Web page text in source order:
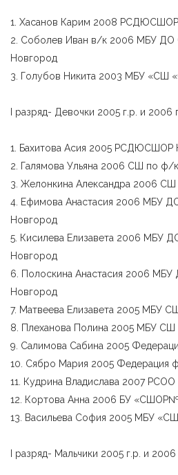
1. Хасанов Карим 2008 РСДЮСШОР
2. Соболев Иван в/к 2006 МБУ
Новгород
3. Голубов Никита 2003 МБУ «СШ
I разряд- Девочки 2005 г.р. и 2006
1. Бахитова Асия 2005 РСДЮСШОР
2. Галямова Ульяна 2006 СШ по ф/
3. Желонкина Александра 2006
4. Ефимова Анастасия 2006 МБУ
Новгород
5. Кисилева Елизавета 2006
Новгород
6. Полоскина Анастасия 2006
Новгород
7. Матвеева Елизавета 2005 МБУ
8. Плеханова Полина 2005 МБУ СШ
9. Салимова Сабина 2005
10. Сябро Мария 2005 Федерация
11. Кудрина Владислава 2007
12. Кортова Анна 2006 БУ
13. Васильева София 2005 МБУ
I разряд- Мальчики 2005 г.р. и 2006